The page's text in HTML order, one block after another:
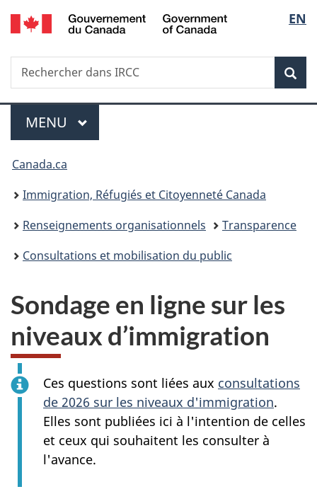
Passer
au
Passer
à
du
Passer
à
simplifiée
de
la
EN
Recherche
Rechercher
dans
Menu
MENU PRINCIPAL
Vous
êtes
ici :
Canada.ca
Immigration, Réfugiés et Citoyenneté Canada
Renseignements organisationnels
Transparence
Consultations et mobilisation du public
Sondage en ligne sur les
niveaux d’immigration
Ces questions sont liées aux consultations
de 2026 sur les niveaux d'immigration.
Elles sont publiées ici à l'intention de celles
et ceux qui souhaitent les consulter à
l'avance.